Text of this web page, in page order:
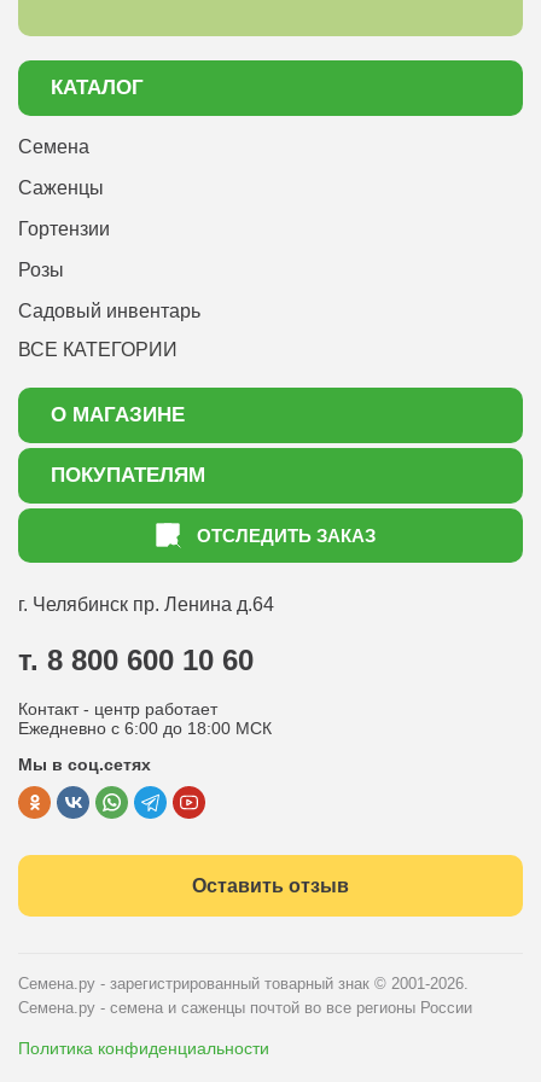
КАТАЛОГ
Семена
Саженцы
Гортензии
Розы
Садовый инвентарь
ВСЕ КАТЕГОРИИ
О МАГАЗИНЕ
О нас
Акции
ПОКУПАТЕЛЯМ
Как оформить заказ
Статьи садоводу
Оптовым покупателям
Политика конфиденциальности
Публичная оферта
ОТСЛЕДИТЬ ЗАКАЗ
г. Челябинск пр. Ленина д.64
т. 8 800 600 10 60
Контакт - центр работает
Ежедневно с 6:00 до 18:00 МСК
Мы в соц.сетях
Оставить отзыв
Семена.ру - зарегистрированный товарный знак © 2001-2026.
Семена.ру - семена и саженцы почтой во все регионы России
Политика конфиденциальности